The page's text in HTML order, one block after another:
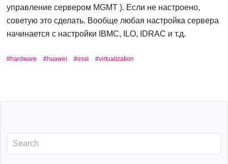
управление сервером MGMT ). Если не настроено,
советую это сделать. Вообще любая настройка сервера
начинается с настройки IBMC, ILO, IDRAC и т.д.
hardware huawei esxi virtualization